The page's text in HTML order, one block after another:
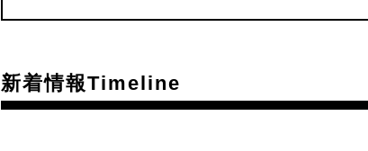
新着情報Timeline